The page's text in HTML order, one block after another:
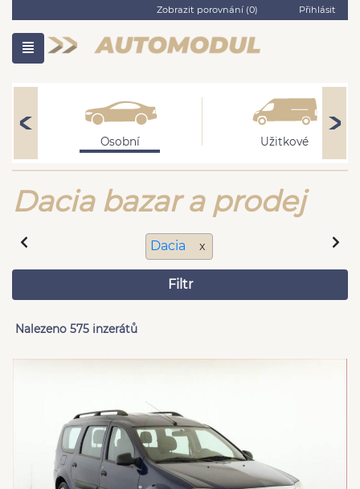
Zobrazit porovnání (0) Přihlásit
Osobní Užitkové
Dacia bazar a prodej
Dacia x
Filtr
Nalezeno 575 inzerátů